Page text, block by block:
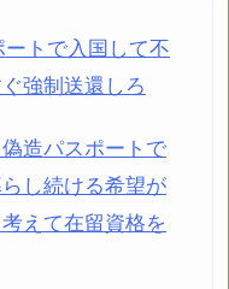
トで入国して不
強制送還しろ
造パスポートで
し続ける希望が
えて在留資格を